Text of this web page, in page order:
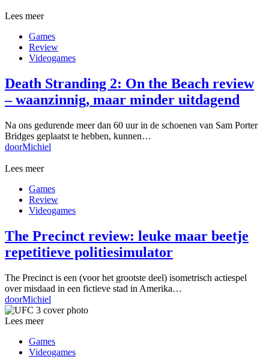
Lees meer
Games
Review
Videogames
Death Stranding 2: On the Beach review
– waanzinnig, maar minder uitdagend
Na ons gedurende meer dan 60 uur in de schoenen van Sam Porter
Bridges geplaatst te hebben, kunnen…
doorMichiel
Lees meer
Games
Review
Videogames
The Precinct review: leuke maar beetje
repetitieve politiesimulator
The Precinct is een (voor het grootste deel) isometrisch actiespel
over misdaad in een fictieve stad in Amerika…
doorMichiel
Lees meer
Games
Videogames